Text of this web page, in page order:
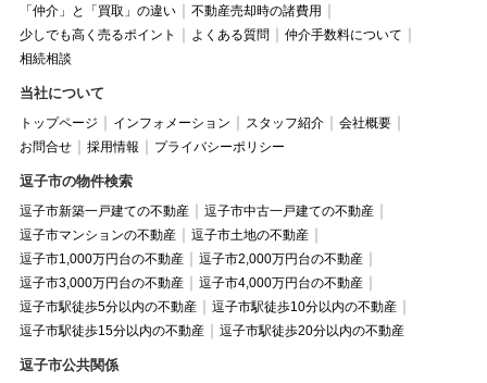
「仲介」と「買取」の違い
不動産売却時の諸費用
少しでも高く売るポイント
よくある質問
仲介手数料について
相続相談
当社について
トップページ インフォメーション スタッフ紹介
会社概要
お問合せ
採用情報 プライバシーポリシー
逗子市の物件検索
逗子市新築一戸建ての不動産
逗子市中古一戸建ての不動産
逗子市マンションの不動産
逗子市土地の不動産
逗子市1,000万円台の不動産
逗子市2,000万円台の不動産
逗子市3,000万円台の不動産
逗子市4,000万円台の不動産
逗子市駅徒歩5分以内の不動産
逗子市駅徒歩10分以内の不動産
逗子市駅徒歩15分以内の不動産
逗子市駅徒歩20分以内の不動産
逗子市公共関係